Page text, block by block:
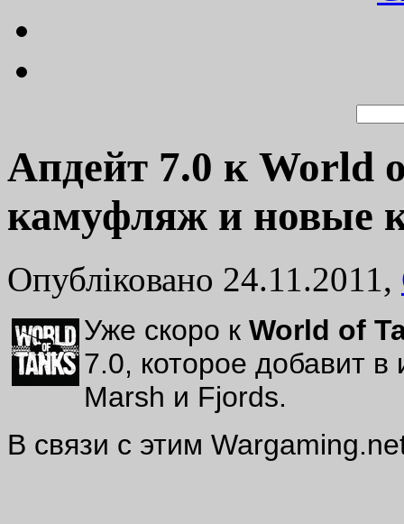
Апдейт 7.0 к World
камуфляж и новые
Опубліковано 24.11.2011,
Уже скоро к World of
7.0, которое добавит
Marsh и Fjords.
В связи с этим